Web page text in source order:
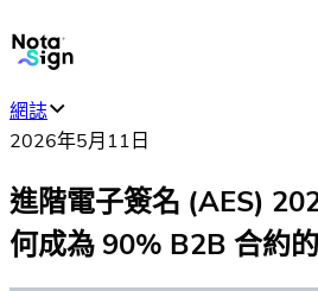
網誌
2026年5月11日
進階電子簽名 (AES)
何成為 90% B2B 合約的